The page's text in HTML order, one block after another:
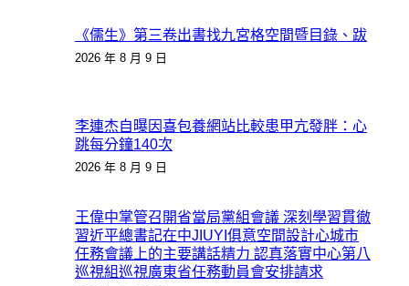
《儒生》第三卷出書找九宮格空間暨目錄、跋
2026 年 8 月 9 日
李連杰自曝因喜包養網站比較患甲亢發胖：心
跳每分鐘140次
2026 年 8 月 9 日
王偉中掌管召開省當局黨組會議 深刻學習貫徹
習近平總書記在中JIUYI俱意空間設計心城市
任務會議上的主要講話精力 認真落實中心第八
巡視組巡視廣東省任務動員會安排請求